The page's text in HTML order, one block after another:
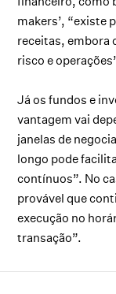
makers’, “existe
receitas, embora
risco e
Já os fundos e
vantagem vai
janelas de
longo pode
contínuos”. No
provável que
execução no
transação”.